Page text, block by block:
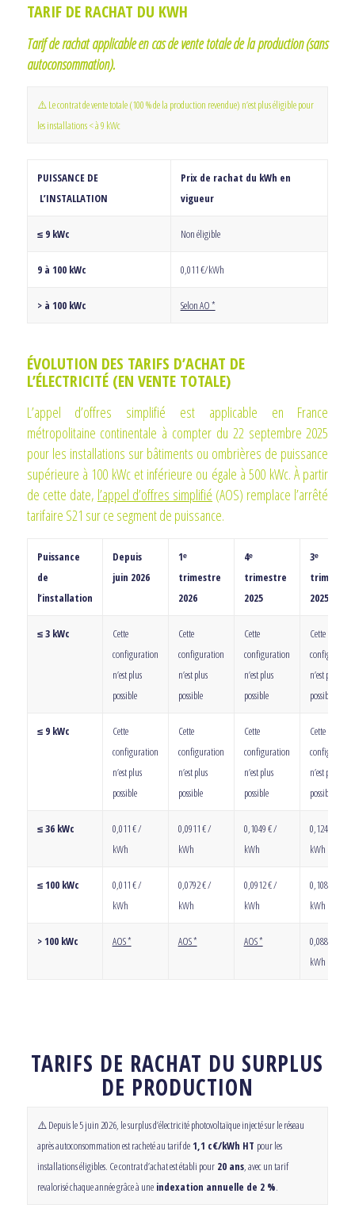
TARIF DE RACHAT DU KWH
Tarif de rachat applicable en cas de vente totale de la production (sans
autoconsommation).
⚠️ Le contrat de vente totale (100 % de la production revendue) n’est plus éligible pour
les installations < à 9 kWc
PUISSANCE DE
L’INSTALLATION
Prix de rachat du kWh en
vigueur
≤ 9 kWc Non éligible
9 à 100 kWc 0,011 €/kWh
> à 100 kWc Selon AO *
ÉVOLUTION DES TARIFS D’ACHAT DE
L’ÉLECTRICITÉ (EN VENTE TOTALE)
L’appel d’offres simplifié est applicable en France
métropolitaine continentale à compter du 22 septembre 2025
pour les installations sur bâtiments ou ombrières de puissance
supérieure à 100 kWc et inférieure ou égale à 500 kWc. À partir
de cette date, l’appel d’offres simplifié (AOS) remplace l’arrêté
tarifaire S21 sur ce segment de puissance.
Puissance
de
l’installation
Depuis
juin 2026
1ᵉ
trimestre
2026
4ᵉ
trimestre
2025
3ᵉ
trimestre
2025
≤ 3 kWc
Cette
configuration
n’est plus
possible
Cette
configuration
n’est plus
possible
Cette
configuration
n’est plus
possible
Cette
configuration
n’est plus
possible
≤ 9 kWc
Cette
configuration
n’est plus
possible
Cette
configuration
n’est plus
possible
Cette
configuration
n’est plus
possible
Cette
configuration
n’est plus
possible
≤ 36 kWc
0,011 € /
kWh
0,0911 € /
kWh
0,1049 € /
kWh
0,1243 € /
kWh
≤ 100 kWc
0,011 € /
kWh
0,0792 € /
kWh
0,0912 € /
kWh
0,1081 € /
kWh
> 100 kWc AOS * AOS * AOS *
0,0886 € /
kWh
TARIFS DE RACHAT DU SURPLUS
DE PRODUCTION
⚠️ Depuis le 5 juin 2026, le surplus d’électricité photovoltaïque injecté sur le réseau
après autoconsommation est racheté au tarif de 1,1 c€/kWh HT pour les
installations éligibles. Ce contrat d’achat est établi pour 20 ans, avec un tarif
revalorisé chaque année grâce à une indexation annuelle de 2 %.